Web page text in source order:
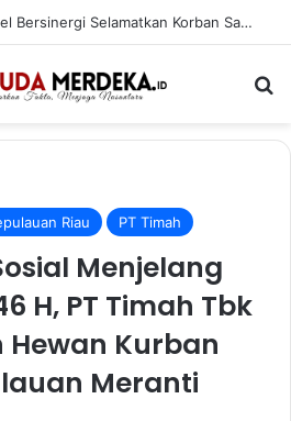
BNNK dan Polres Basel Bersinergi Selamatkan Korban Sabu, Jalani Rehabilitasi di RSJD
Riau PT Timah
Menjelang
H, PT Timah Tbk
Hewan Kurban
Meranti